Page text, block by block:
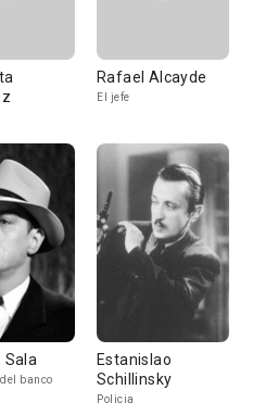
Rafael Alcayde
El jefe
Sala
banco
Estanislao
Schillinsky
Policia